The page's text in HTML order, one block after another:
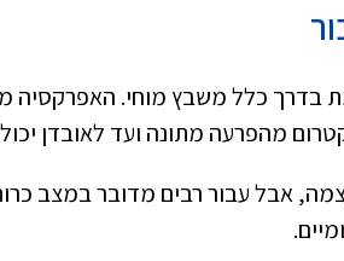
בדרך כלל משבץ מוחי. האפרקסיה
מהפרעה מתונה ועד לאובדן
אבל עבור רבים מדובר במצב